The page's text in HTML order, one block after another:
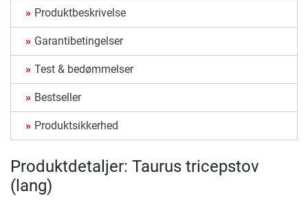
Produktbeskrivelse
Garantibetingelser
Test & bedømmelser
Bestseller
Produktsikkerhed
Produktdetaljer: Taurus tricepstov
(lang)